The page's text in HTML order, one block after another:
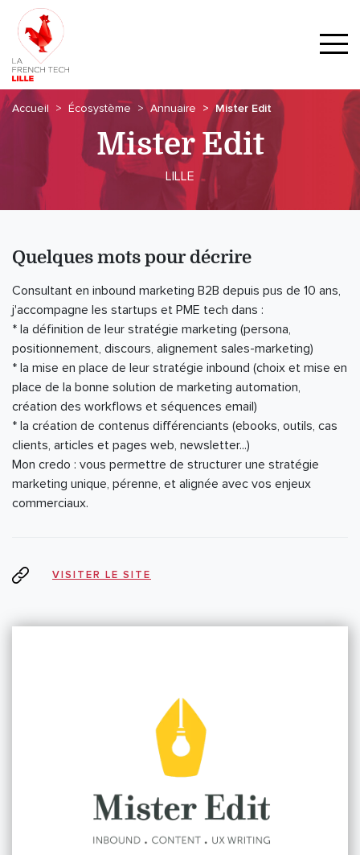
Accueil Écosystème Annuaire Mister Edit
Mister Edit
LILLE
Quelques mots pour décrire
Consultant en inbound marketing B2B depuis pus de 10 ans,
j'accompagne les startups et PME tech dans :
* la définition de leur stratégie marketing (persona,
positionnement, discours, alignement sales-marketing)
* la mise en place de leur stratégie inbound (choix et mise en
place de la bonne solution de marketing automation,
création des workflows et séquences email)
* la création de contenus différenciants (ebooks, outils, cas
clients, articles et pages web, newsletter...)
Mon credo : vous permettre de structurer une stratégie
marketing unique, pérenne, et alignée avec vos enjeux
commerciaux.
VISITER LE SITE